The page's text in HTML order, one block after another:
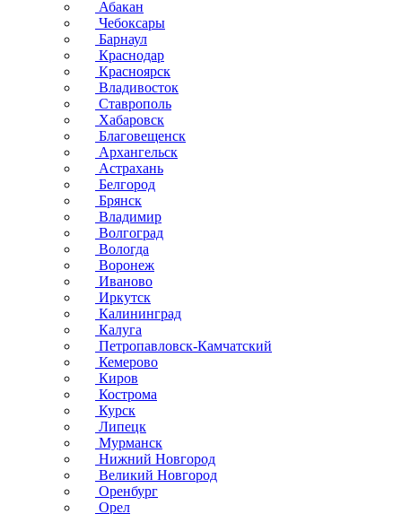
Абакан
Чебоксары
Барнаул
Краснодар
Красноярск
Владивосток
Ставрополь
Хабаровск
Благовещенск
Архангельск
Астрахань
Белгород
Брянск
Владимир
Волгоград
Вологда
Воронеж
Иваново
Иркутск
Калининград
Калуга
Петропавловск-Камчатский
Кемерово
Киров
Кострома
Курск
Липецк
Мурманск
Нижний Новгород
Великий Новгород
Оренбург
Орел